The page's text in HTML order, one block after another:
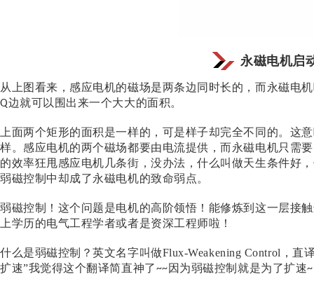
永磁电机启
从上图看来，感应电机的磁场是两条边同时长的，而永磁电
Q边就可以围出来一个大大的面积。
上面两个矩形的面积是一样的，可是样子却完全不同的。这
样。感应电机的两个磁场都要由电流提供，而永磁电机只需
的效率狂甩感应电机几条街，没办法，什么叫做天生条件好
弱磁控制中却成了永磁电机的致命弱点。
弱磁控制！这个问题是电机的高阶领悟！能修炼到这一层接
上学历的电气工程学者或者是资深工程师啦！
什么是弱磁控制？英文名字叫做Flux-Weakening Control ，直
扩速”我觉得这个翻译简直神了~~因为弱磁控制就是为了扩速~